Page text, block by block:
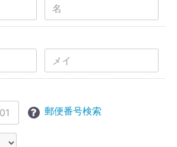
郵便番号検索